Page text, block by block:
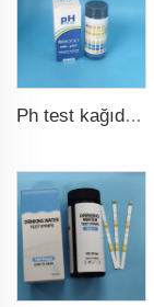
Ph test kağıdı ph0-ph14 100 şeritli yüzme havuzu testi